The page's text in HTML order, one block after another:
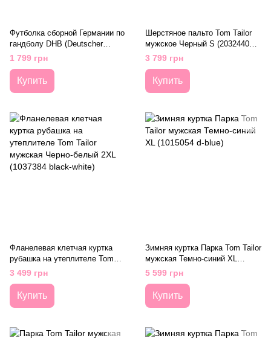
Футболка сборной Германии по
гандболу DHB (Deutscher
Handballbund) Puma унисекс
Белый XS (371337-01 white)
1 799 грн
Купить
Шерстяное пальто Tom Tailor
мужское Черный S (2032440
black)
3 799 грн
Купить
Фланелевая клетчая куртка
рубашка на утеплителе Tom
Tailor мужская Черно-белый
2XL (1037384 black-white)
3 499 грн
Купить
Зимняя куртка Парка Tom Tailor
мужская Темно-синий XL
(1015054 d-blue)
5 599 грн
Купить